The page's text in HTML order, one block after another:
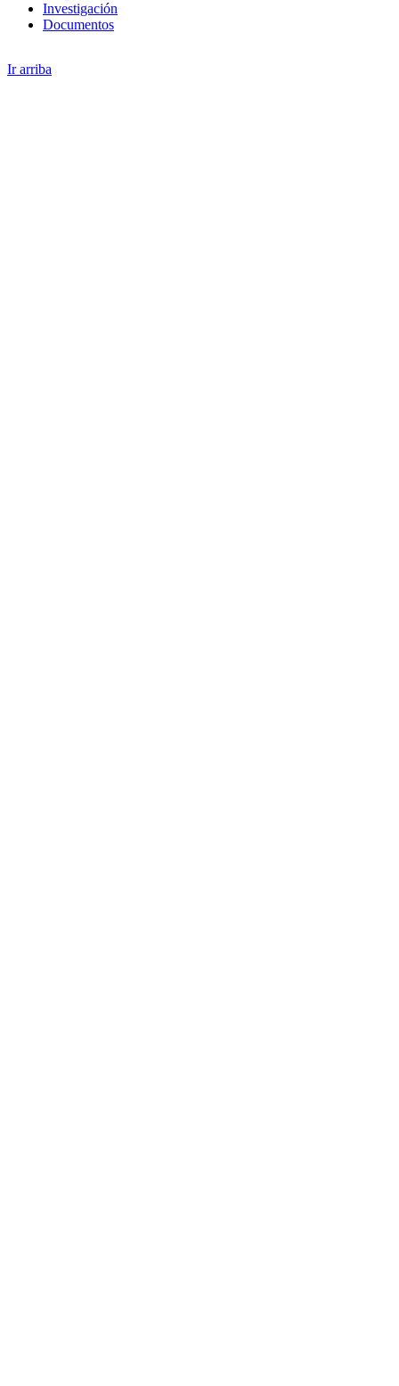
Investigación
Documentos
Ir arriba